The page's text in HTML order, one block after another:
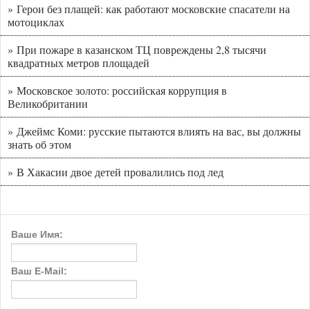
» Герои без плащей: как работают московские спасатели на
мотоциклах
» При пожаре в казанском ТЦ повреждены 2,8 тысячи
квадратных метров площадей
» Московское золото: российская коррупция в
Великобритании
» Джеймс Коми: русские пытаются влиять на вас, вы должны
знать об этом
» В Хакасии двое детей провалились под лед
Ваше Имя:
Ваш E-Mail: